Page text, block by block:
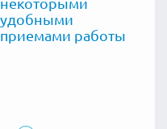
удобными
приемами работы